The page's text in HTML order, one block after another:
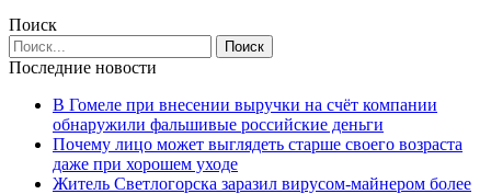
Поиск
Последние новости
В Гомеле при внесении выручки на счёт компании
обнаружили фальшивые российские деньги
Почему лицо может выглядеть старше своего возраста
даже при хорошем уходе
Житель Светлогорска заразил вирусом-майнером более